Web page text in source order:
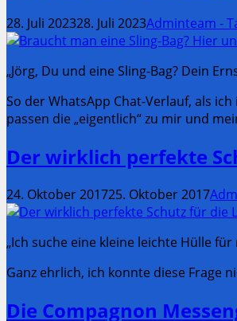
28. Juli 202328. Juli 2023Adminteam -
„Jörg, Du und eine Sling-Bag? Dein
So der WhatsApp Chat-Verlauf, als
passen die „eigentlich“ zu mir und
Der wirklich perfekte
24. Oktober 201725. Oktober 2017
„Ich suche eine kleine leichte Hülle
Ganz ehrlich, ich konnte diese Frage
Die Compagnon